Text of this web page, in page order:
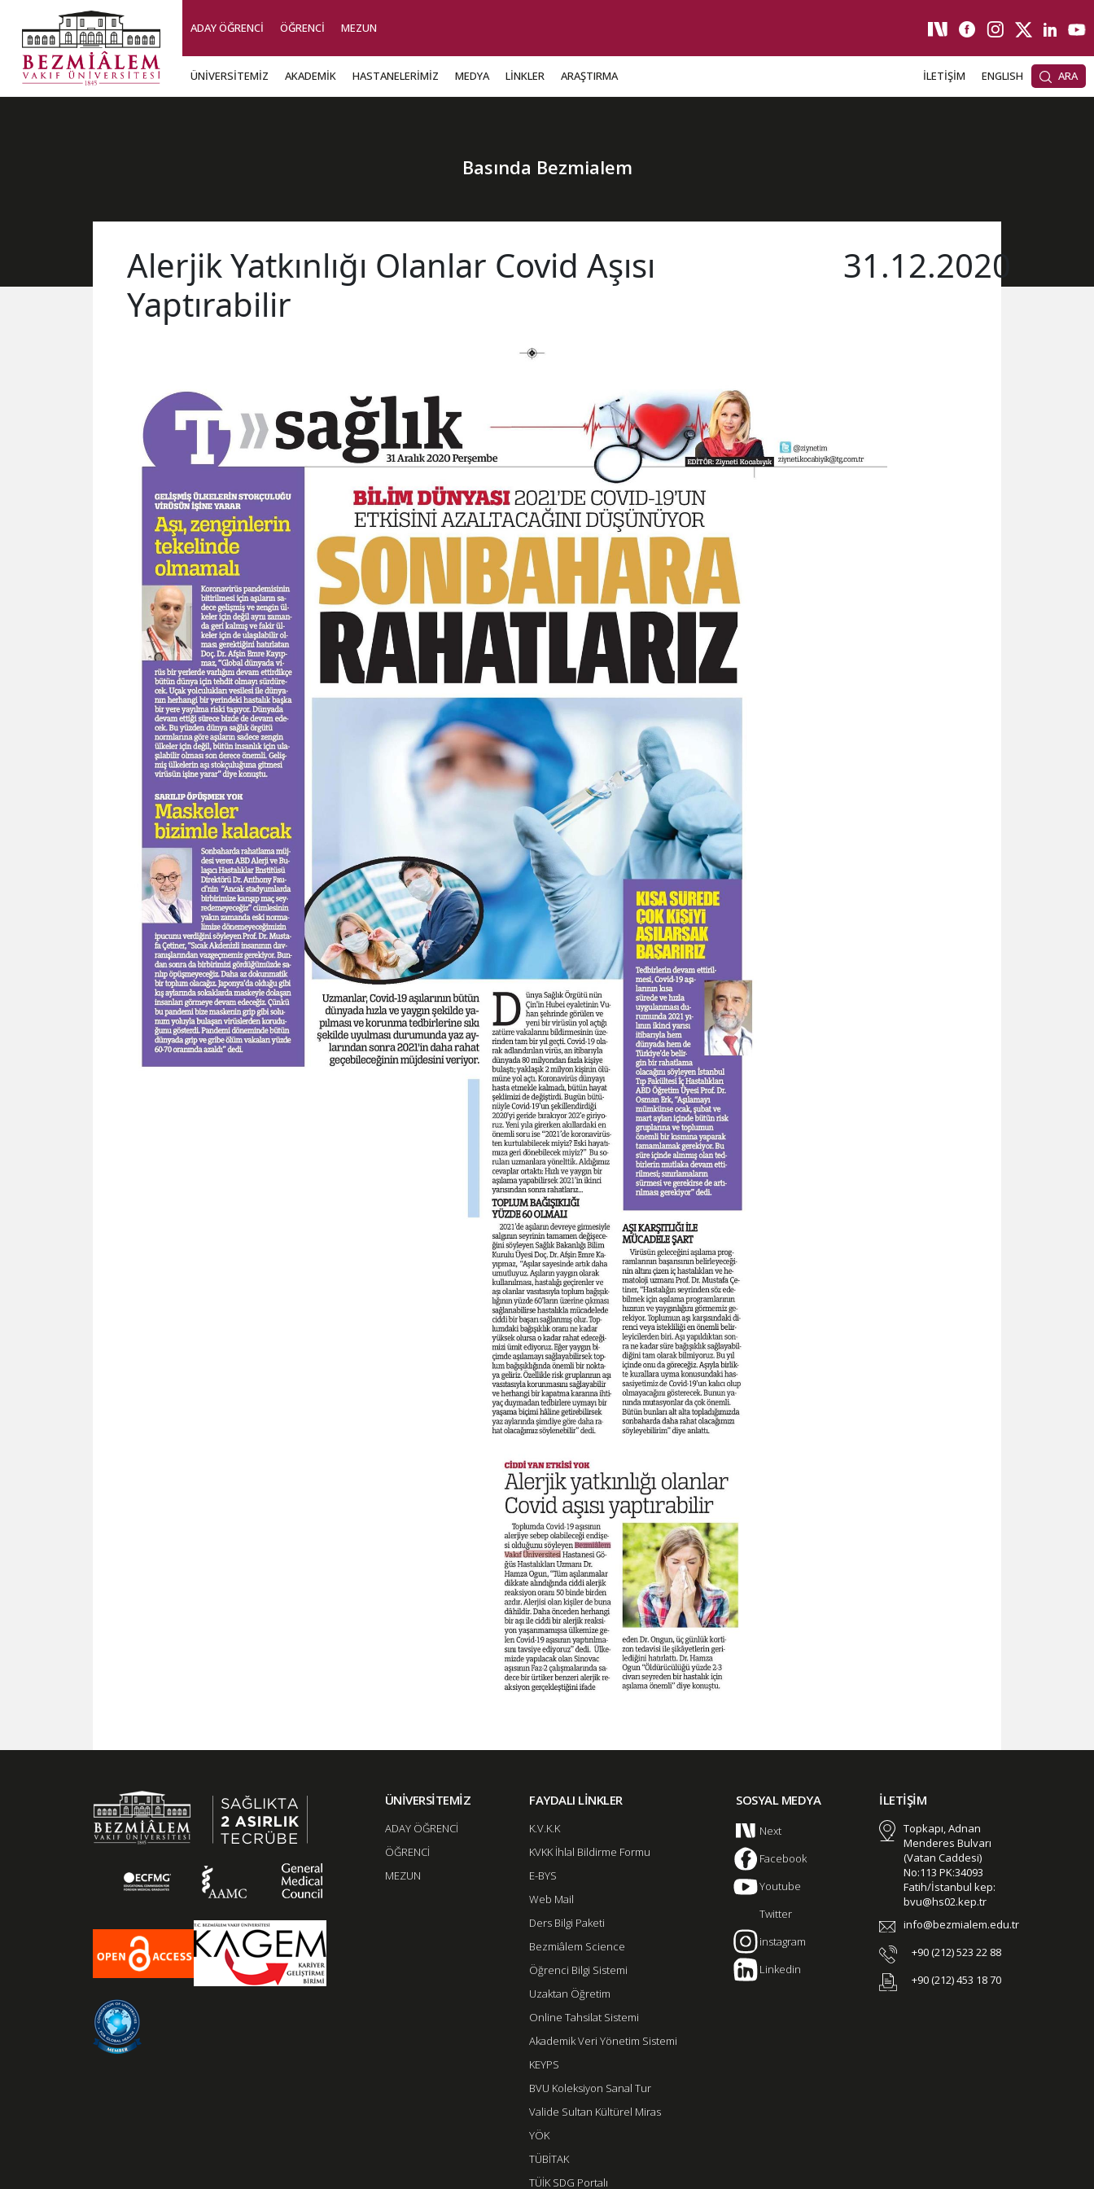
ADAY ÖĞRENCİ ÖĞRENCİ MEZUN
ÜNİVERSİTEMİZ AKADEMİK HASTANELERİMİZ MEDYA LİNKLER ARAŞTIRMA İLETİŞİM ENGLISH ARA
Basında Bezmialem
Alerjik Yatkınlığı Olanlar Covid Aşısı
Yaptırabilir
31.12.2020
ÜNİVERSİTEMİZ
ADAY ÖĞRENCİ
ÖĞRENCİ
MEZUN
FAYDALI LİNKLER
K.V.K.K
KVKK İhlal Bildirme Formu
E-BYS
Web Mail
Ders Bilgi Paketi
Bezmiâlem Science
Öğrenci Bilgi Sistemi
Uzaktan Öğretim
Online Tahsilat Sistemi
Akademik Veri Yönetim Sistemi
KEYPS
BVU Koleksiyon Sanal Tur
Valide Sultan Kültürel Miras
YÖK
TÜBİTAK
TÜİK SDG Portalı
SOSYAL MEDYA
Next
Facebook
Youtube
Twitter
instagram
Linkedin
İLETİŞİM
Topkapı, Adnan
Menderes Bulvarı
(Vatan Caddesi)
No:113 PK:34093
Fatih/İstanbul kep:
bvu@hs02.kep.tr
info@bezmialem.edu.tr
+90 (212) 523 22 88
+90 (212) 453 18 70